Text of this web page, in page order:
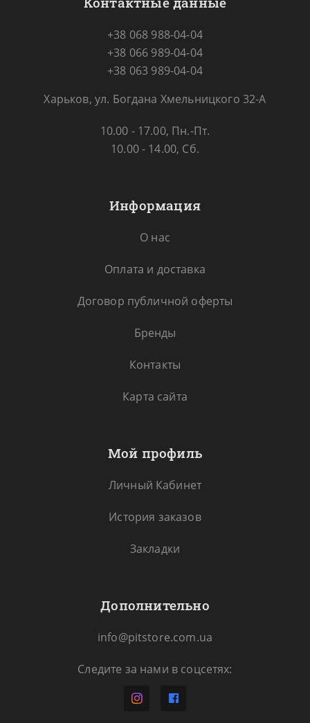
+38 068 988-04-04
+38 066 989-04-04
+38 063 989-04-04
Харьков, ул. Богдана Хмельницкого 32-А
10.00 - 17.00, Пн.-Пт.
10.00 - 14.00, Сб.
Информация
О нас
Оплата и доставка
Договор публичной оферты
Бренды
Контакты
Карта сайта
Мой профиль
Личный Кабинет
История заказов
Закладки
Дополнительно
info@pitstore.com.ua
Следите за нами в соцсетях: